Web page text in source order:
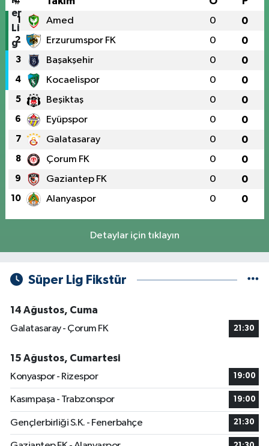
1 Amed 0 0
2 Erzurumspor FK 0 0
3 Başakşehir 0 0
4 Kocaelispor 0 0
5 Beşiktaş 0 0
6 Eyüpspor 0 0
7 Galatasaray 0 0
8 Çorum FK 0 0
9 Gaziantep FK 0 0
10 Alanyaspor 0 0
Detaylar için tıklayın
Süper Lig Fikstür
14 Ağustos, Cuma
Galatasaray - Çorum FK
21:30
15 Ağustos, Cumartesi
Konyaspor - Rizespor
19:00
Kasımpaşa - Trabzonspor 19:00
Gençlerbirliği S.K. - Fenerbahçe 21:30